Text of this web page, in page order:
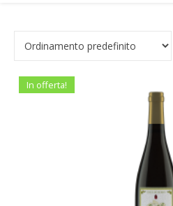
In offerta!